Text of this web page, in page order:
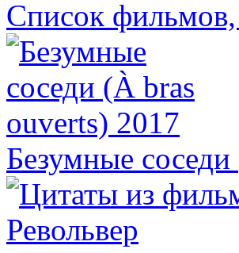
Список фильмов,
Безумные